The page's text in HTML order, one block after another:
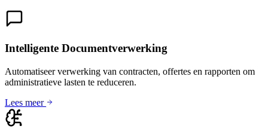
Intelligente Documentverwerking
Automatiseer verwerking van contracten, offertes en rapporten om
administratieve lasten te reduceren.
Lees meer